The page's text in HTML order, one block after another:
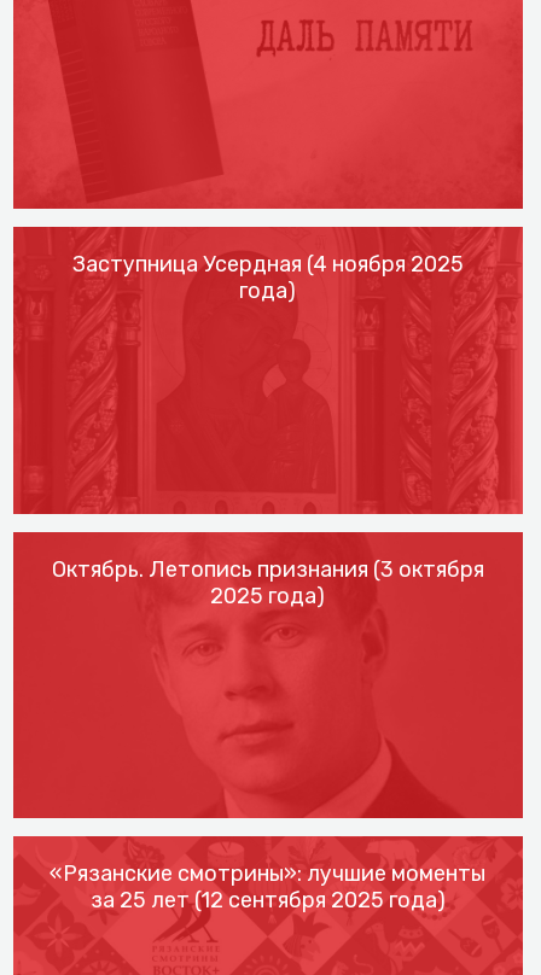
Заступница Усердная (4 ноября 2025
года)
Октябрь. Летопись признания (3 октября
2025 года)
«Рязанские смотрины»: лучшие моменты
за 25 лет (12 сентября 2025 года)